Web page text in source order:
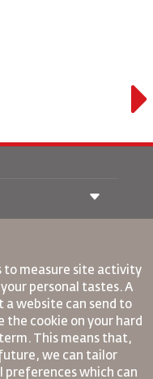
di Feeback
noi
to measure site activity
personal tastes. A
a website can send to
the cookie on your hard
This means that,
we can tailor
which can